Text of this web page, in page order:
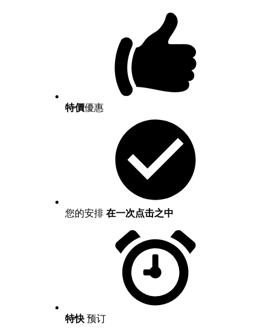
特價優惠
您的安排 在一次点击之中
特快 预订